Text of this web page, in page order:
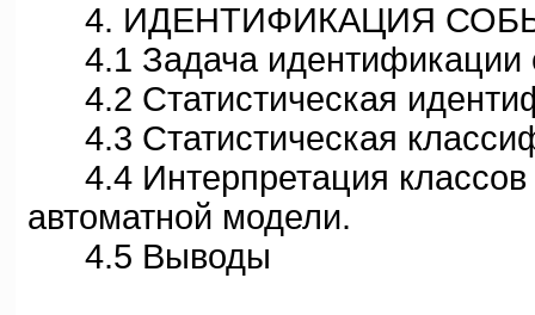
4. ИДЕНТИФИКАЦИЯ
4.1 Задача идентификации
4.2 Статистическая
4.3 Статистическая
4.4 Интерпретация классов
автоматной модели.
4.5 Выводы